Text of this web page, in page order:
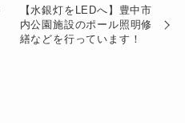
【水銀灯をLEDへ】豊中市
内公園施設のポール照明修
繕などを行っています！